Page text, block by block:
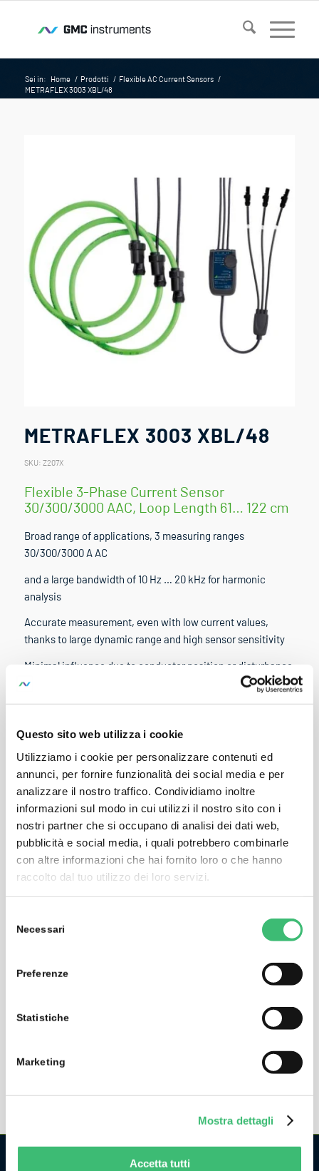
Questo sito web utilizza i cookie
Utilizziamo i cookie per personalizzare contenuti ed
annunci, per fornire funzionalità dei social media e per
analizzare il nostro traffico. Condividiamo inoltre
informazioni sul modo in cui utilizzi il nostro sito con i
nostri partner che si occupano di analisi dei dati web,
pubblicità e social media, i quali potrebbero combinarle
con altre informazioni che hai fornito loro o che hanno
raccolto dal tuo utilizzo dei loro servizi.
delNecessari
Preferenze
Statistiche
Marketing
Mostra dettagli
Accetta tutti
Sei in: Home / Prodotti / Flexible AC Current Sensors /
METRAFLEX 3003 XBL/48
METRAFLEX 3003 XBL/48
SKU: Z207X
Flexible 3-Phase Current Sensor
30/300/3000 AAC, Loop Length 61… 122 cm
Broad range of applications, 3 measuring ranges
30/300/3000 A AC
and a large bandwidth of 10 Hz … 20 kHz for harmonic
analysis
Accurate measurement, even with low current values,
thanks to large dynamic range and high sensor sensitivity
Minimal influence due to conductor position or disturbance
fields
Easy to use in tight spaces thanks to a small sensor cross-
9.9 mm and narrow end-cap 13.6 mm – loop circumference
610 mm
Reliable handling even with safety gloves – the sensor can
be opened and the measuring range can be selected with
one-hand operation
Extremely long battery service life of up to 2000 hours
External power supply for long-term measurement with the
MAVOWATT 50
Connector cable included
amplifier with IP 40
1000 V CAT III, 600 V CAT IV, and unlimited overload